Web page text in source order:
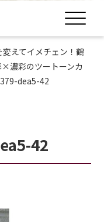
えてイメチェン！鶴
濃彩のツートーンカ
dea5-42
42